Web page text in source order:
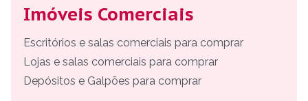
Imóveis Comerciais
Escritórios e salas comerciais para comprar
Lojas e salas comerciais para comprar
Depósitos e Galpões para comprar